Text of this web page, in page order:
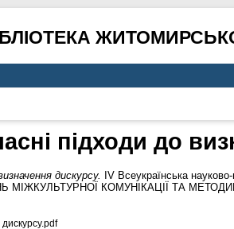
підходи до
дискурсу.
ІV Всеукраїнська
МІЖКУЛЬТУРНОЇ КОМУНІКАЦІЇ ТА